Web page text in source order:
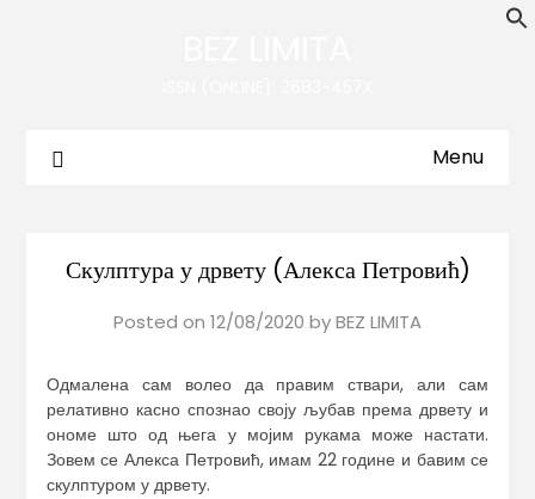
Menu
Скулптура у дрвету (Алекса Петровић)
Posted on 12/08/2020 byBEZ LIMITA
Одмалена сам волео да правим ствари, али сам
релативно касно спознао своју љубав према дрвету и
ономе што од њега у мојим рукама може настати.
Зовем се Алекса Петровић, имам 22 године и бавим се
скулптуром у дрвету.